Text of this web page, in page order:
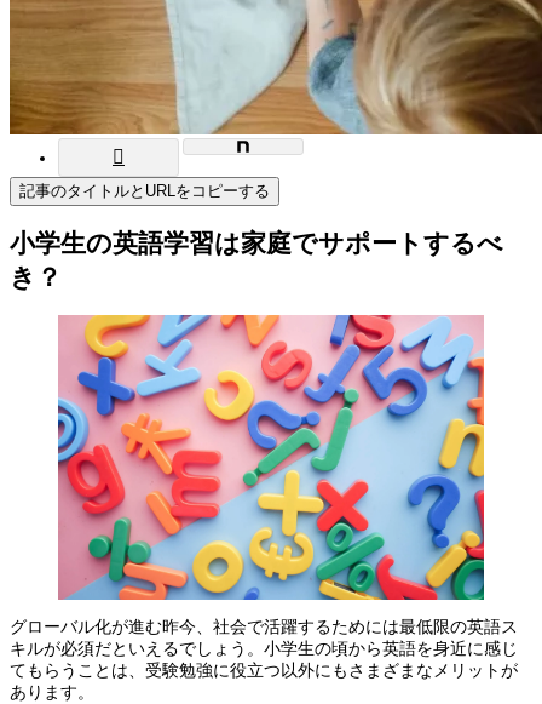
記事のタイトルとURLをコピーする
小学生の英語学習は家庭でサポートするべ
き？
グローバル化が進む昨今、社会で活躍するためには最低限の英語ス
キルが必須だといえるでしょう。小学生の頃から英語を身近に感じ
てもらうことは、受験勉強に役立つ以外にもさまざまなメリットが
あります。